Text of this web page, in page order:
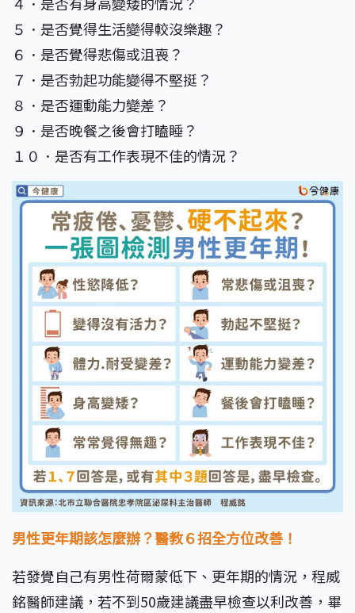
５．是否覺得生活變得較沒樂趣？
６．是否覺得悲傷或沮喪？
７．是否勃起功能變得不堅挺？
８．是否運動能力變差？
９．是否晚餐之後會打瞌睡？
１０．是否有工作表現不佳的情況？
男性更年期該怎麼辦？醫教６招全方位改善！
若發覺自己有男性荷爾蒙低下、更年期的情況，程威
銘醫師建議，若不到50歲建議盡早檢查以利改善，畢